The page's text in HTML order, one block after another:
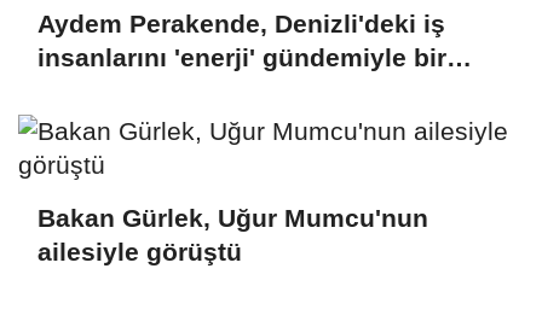
Aydem Perakende, Denizli'deki iş
insanlarını 'enerji' gündemiyle bir
Bakan Gürlek, Uğur Mumcu'nun
ailesiyle görüştü